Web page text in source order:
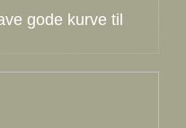
gode kurve til